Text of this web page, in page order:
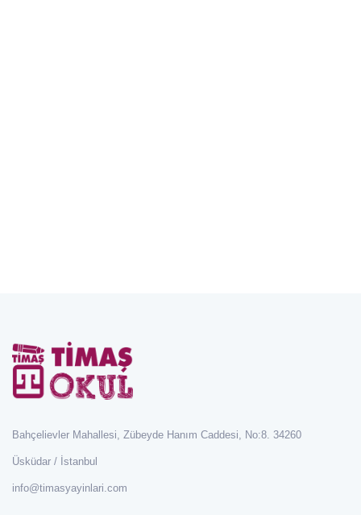
Bahçelievler Mahallesi, Zübeyde Hanım Caddesi, No:8. 34260
Üsküdar / İstanbul
info@timasyayinlari.com